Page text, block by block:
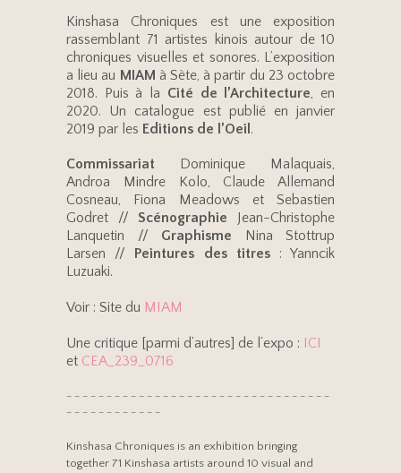
Kinshasa Chroniques est une exposition
rassemblant 71 artistes kinois autour de 10
chroniques visuelles et sonores. L’exposition
a lieu au MIAM à Sète, à partir du 23 octobre
2018. Puis à la Cité de l’Architecture, en
2020. Un catalogue est publié en janvier
2019 par les Editions de l’Oeil .
Commissariat Dominique Malaquais,
Androa Mindre Kolo, Claude Allemand
Cosneau, Fiona Meadows et Sebastien
Godret // Scénographie Jean-Christophe
Lanquetin // Graphisme Nina Stottrup
Larsen //
Peintures des titres: Yanncik
Luzuaki.
Voir : Site du MIAM
Une critique [parmi d’autres] de l’expo : ICI
et CEA_239_0716
– – – – – – – – – – – – – – – – – – – – – – – – – – – – – – – – –
– – – – – – – – – – – –
Kinshasa Chroniques is an exhibition bringing
together 71 Kinshasa artists around 10 visual and